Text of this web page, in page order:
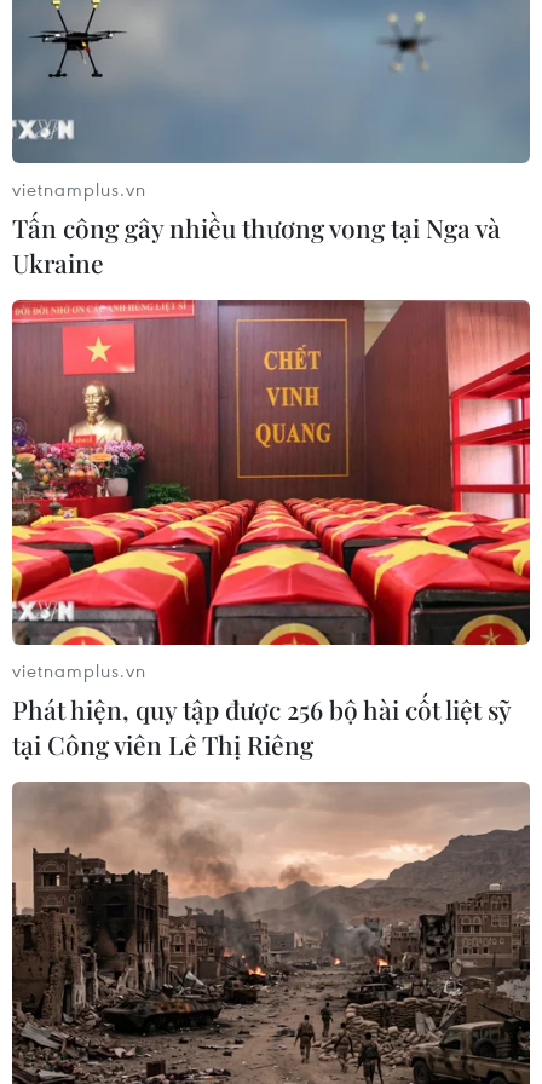
Khai mạc kỳ họp thứ hai Hội đồng
Nhân dân thành phố Hà Nội
22/09/2021 04:12
Sáng 22/9, Hội đồng Nhân dân thành phố Hà Nội khai
mạc kỳ họp thứ hai, khóa XVI, nhiệm kỳ 2021-2026 theo
hình thức trực tiếp và trực tuyến.
Hà Nội: Hỗ trợ đúng đối tượng khó khăn
do dịch bệnh COVID-19
vietnamplus.vn
Tấn công gây nhiều thương vong tại Nga và
Ukraine
vietnamplus.vn
Phát hiện, quy tập được 256 bộ hài cốt liệt sỹ
tại Công viên Lê Thị Riêng